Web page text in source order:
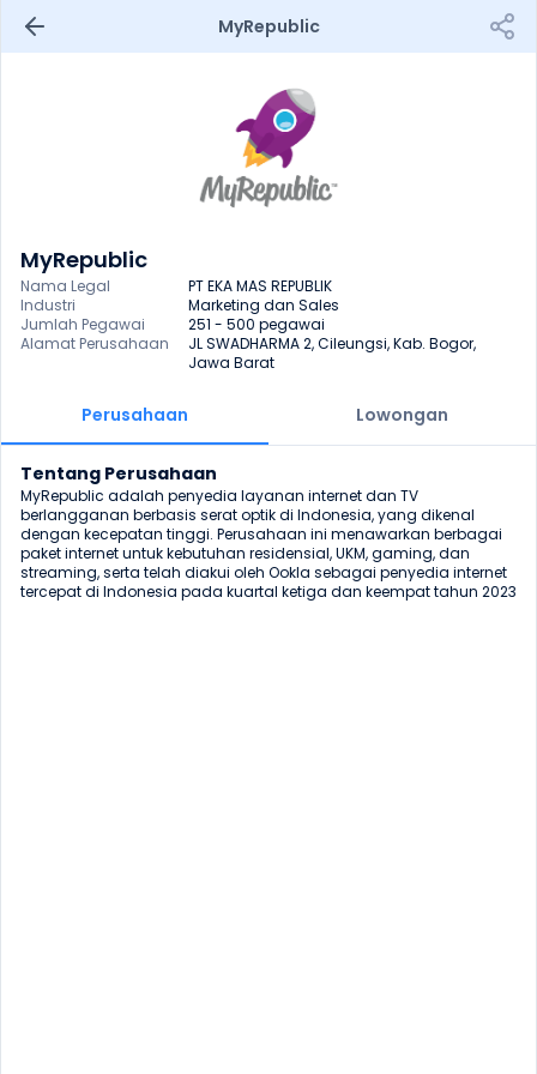
MyRepublic
MyRepublic
Nama Legal
PT EKA MAS REPUBLIK
Industri
Marketing dan Sales
Jumlah Pegawai
251 - 500 pegawai
Alamat Perusahaan
JL SWADHARMA 2, Cileungsi, Kab. Bogor,
Jawa Barat
Perusahaan Lowongan
Tentang Perusahaan
MyRepublic adalah penyedia layanan internet dan TV
berlangganan berbasis serat optik di Indonesia, yang dikenal
dengan kecepatan tinggi. Perusahaan ini menawarkan berbagai
paket internet untuk kebutuhan residensial, UKM, gaming, dan
streaming, serta telah diakui oleh Ookla sebagai penyedia internet
tercepat di Indonesia pada kuartal ketiga dan keempat tahun 2023